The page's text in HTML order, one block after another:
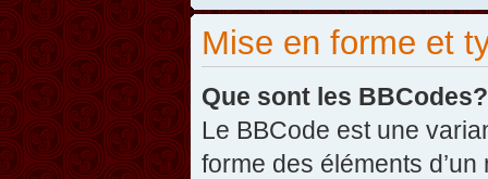
Mise en forme et
Que sont les BBCodes?
Le BBCode est une
forme des éléments